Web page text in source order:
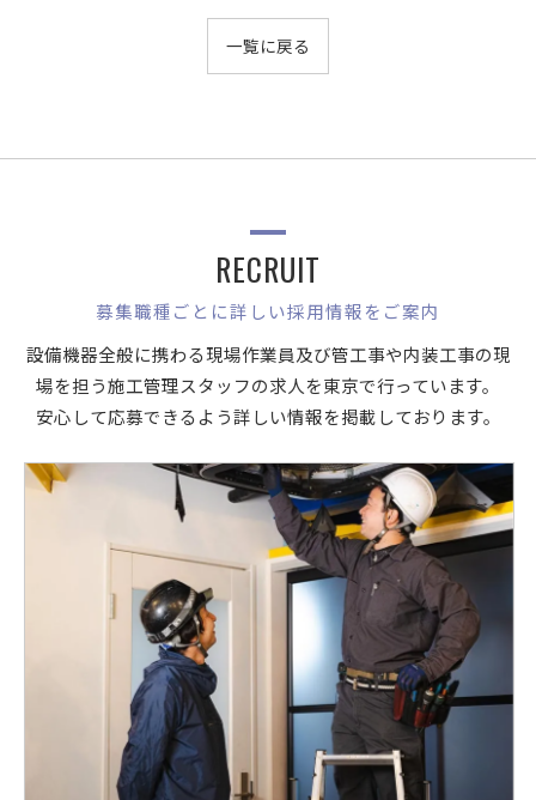
一覧に戻る
募集職種ごとに詳しい採用情報をご案内
RECRUIT
設備機器全般に携わる現場作業員及び管工事や内装工事の現
場を担う施工管理スタッフの求人を東京で行っています。
安心して応募できるよう詳しい情報を掲載しております。